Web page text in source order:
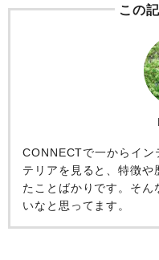
この
CONNECTで一からイン
テリアを見ると、特徴や
たことばかりです。そ
いなと思ってます。